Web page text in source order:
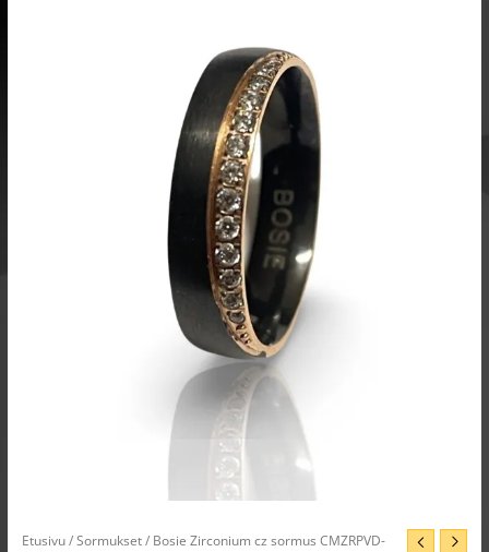
Etusivu/Sormukset/ Bosie Zirconium cz sormus CMZRPVD-